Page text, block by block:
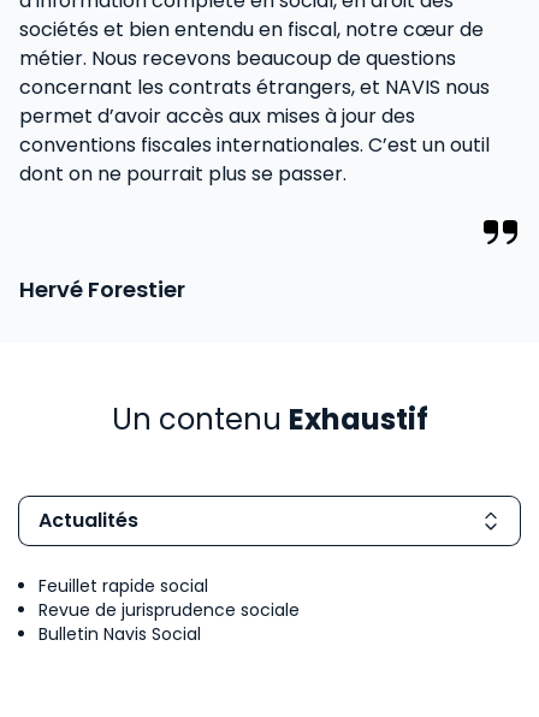
sociétés et bien entendu en fiscal, notre cœur de
métier. Nous recevons beaucoup de questions
concernant les contrats étrangers, et NAVIS nous
permet d’avoir accès aux mises à jour des
conventions fiscales internationales. C’est un outil
dont on ne pourrait plus se passer.
Hervé Forestier
Un contenu Exhaustif
Actualités
Feuillet rapide social
Revue de jurisprudence sociale
Bulletin Navis Social